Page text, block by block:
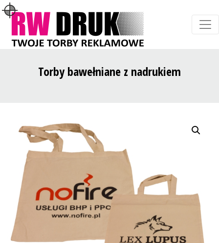
Torby bawełniane z nadrukiem